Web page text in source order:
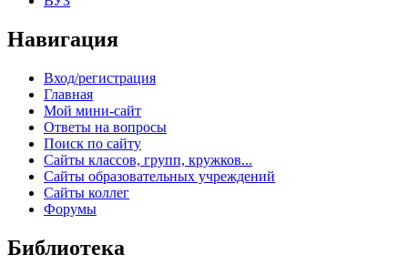
Навигация
Вход/регистрация
Главная
Мой мини-сайт
Ответы на вопросы
Поиск по сайту
Сайты классов, групп, кружков...
Сайты образовательных учреждений
Сайты коллег
Форумы
Библиотека